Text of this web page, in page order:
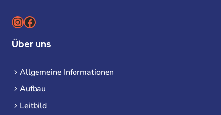
Instagram
Facebook
Über uns
Allgemeine Informationen
Aufbau
Leitbild